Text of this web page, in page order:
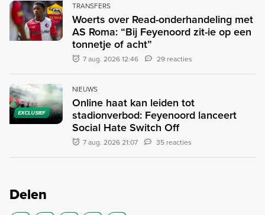
TRANSFERS
Woerts over Read-onderhandeling met
AS Roma: “Bij Feyenoord zit-ie op een
tonnetje of acht”
7 aug. 2026 12:46 29 reacties
EXCLUSIEF
NIEUWS
Online haat kan leiden tot
stadionverbod: Feyenoord lanceert
Social Hate Switch Off
7 aug. 2026 21:07 35 reacties
Delen